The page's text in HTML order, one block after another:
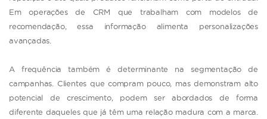
Em operações de CRM que trabalham com modelos de
recomendação, essa informação alimenta personalizações
avançadas.
A frequência também é determinante na segmentação de
campanhas. Clientes que compram pouco, mas demonstram alto
potencial de crescimento, podem ser abordados de forma
diferente daqueles que já têm uma relação madura com a marca.